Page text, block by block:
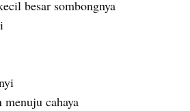
besar sombongnya
cahaya